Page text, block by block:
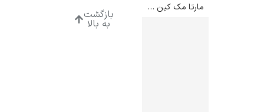
مارتا مک کین – ادوارد هاپر
بازگشت
به بالا